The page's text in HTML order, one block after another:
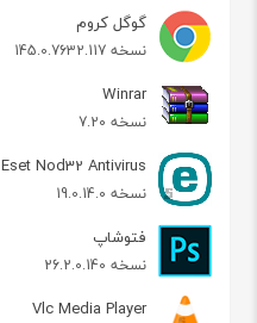
گوگل کروم
نسخه 145.0.7632.117
Winrar
نسخه 7.20
Eset Nod32 Antivirus
نسخه 19.0.14.0
فتوشاپ
نسخه 26.2.0.140
Vlc Media Player